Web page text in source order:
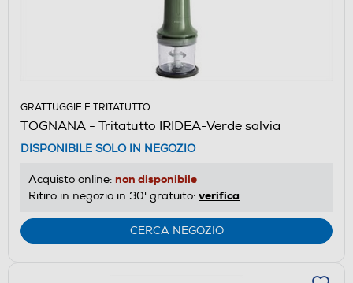
GRATTUGGIE E TRITATUTTO
TOGNANA - Tritatutto IRIDEA-Verde salvia
DISPONIBILE SOLO IN NEGOZIO
Acquisto online: non disponibile
Ritiro in negozio in 30' gratuito: verifica
CERCA NEGOZIO